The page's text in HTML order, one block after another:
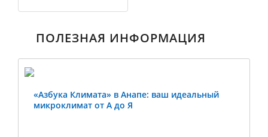
ПОЛЕЗНАЯ ИНФОРМАЦИЯ
«Азбука Климата» в Анапе: ваш идеальный
микроклимат от А до Я
Previous